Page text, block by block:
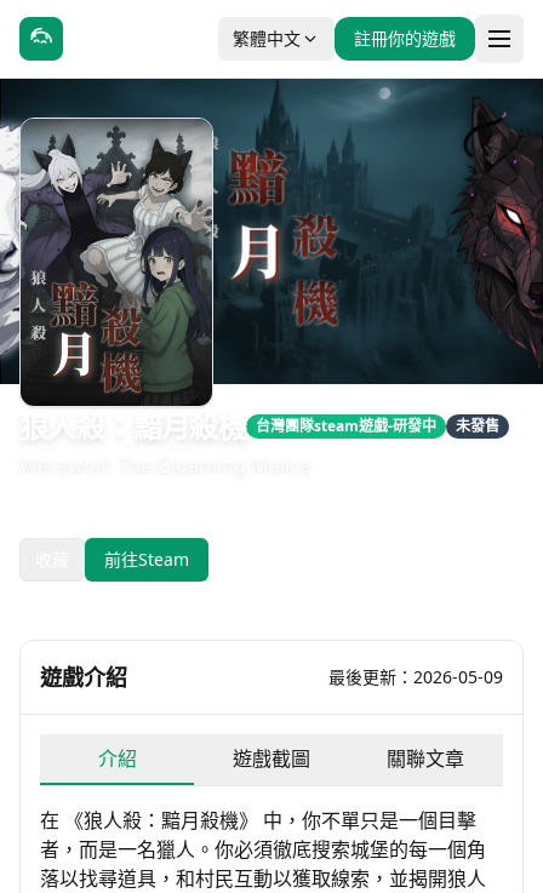
繁體中文 註冊你的遊戲
狼人殺：黯月殺機 台灣團隊steam遊戲-研發中 未發售
前往Steam
遊戲介紹 最後更新：2026-05-09
介紹 遊戲截圖 關聯文章
在 《狼人殺：黯月殺機》 中，你不單只是一個目擊
者，而是一名獵人。你必須徹底搜索城堡的每一個角
落以找尋道具，和村民互動以獲取線索，並揭開狼人